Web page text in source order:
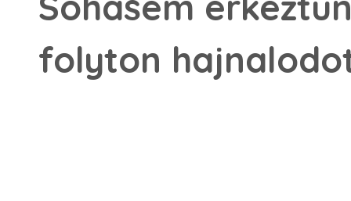
folyton